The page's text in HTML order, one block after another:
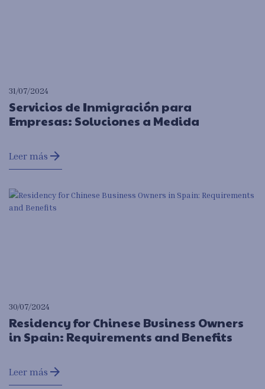
31/07/2024
Servicios de Inmigración para
Empresas: Soluciones a Medida
Leer más arrow_forward
30/07/2024
Residency for Chinese Business Owners
in Spain: Requirements and Benefits
Leer más arrow_forward